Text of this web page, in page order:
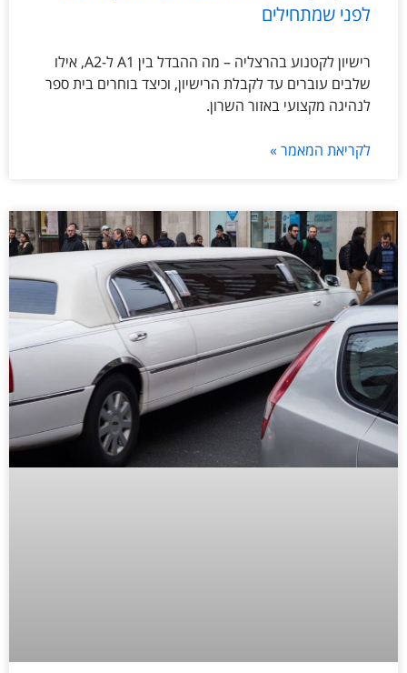
לפני שמתחילים
רישיון לקטנוע בהרצליה – מה ההבדל בין A1 ל-A2, אילו
שלבים עוברים עד לקבלת הרישיון, וכיצד בוחרים בית ספר
לנהיגה מקצועי באזור השרון.
לקריאת המאמר »